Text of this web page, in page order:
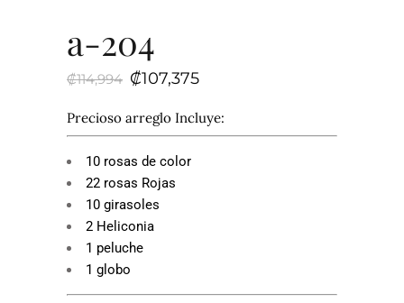
a-204
₡114,994 El
precio
era:
₡114,994.
₡107,375El
es:
₡107,375.
Precioso arreglo Incluye:
10 rosas de color
22 rosas Rojas
10 girasoles
2 Heliconia
1 peluche
1 globo